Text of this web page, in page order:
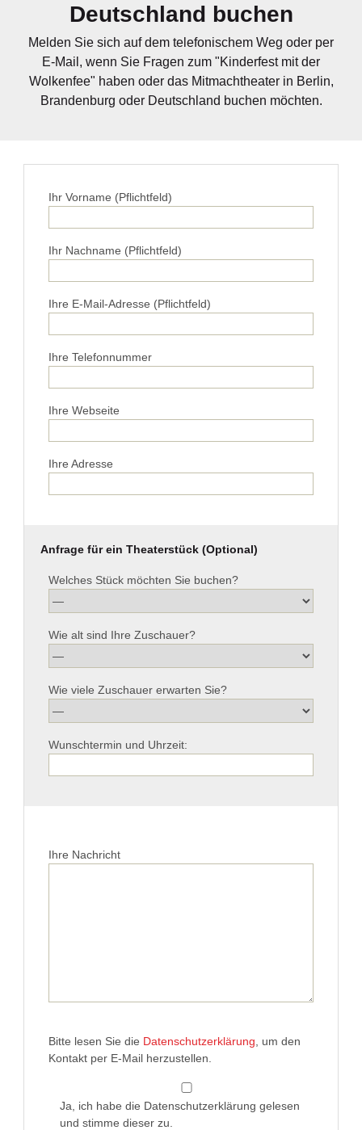
Deutschland buchen
Melden Sie sich auf dem telefonischem Weg oder per
E-Mail, wenn Sie Fragen zum "Kinderfest mit der
Wolkenfee" haben oder das Mitmachtheater in Berlin,
Brandenburg oder Deutschland buchen möchten.
Ihr Vorname (Pflichtfeld)
Ihr Nachname (Pflichtfeld)
Ihre E-Mail-Adresse (Pflichtfeld)
Ihre Telefonnummer
Ihre Webseite
Ihre Adresse
Anfrage für ein Theaterstück (Optional)
Welches Stück möchten Sie buchen?
Wie alt sind Ihre Zuschauer?
Wie viele Zuschauer erwarten Sie?
Wunschtermin und Uhrzeit:
Ihre Nachricht
Bitte lesen Sie die Datenschutzerklärung , um den
Kontakt per E-Mail herzustellen.
Ja, ich habe die Datenschutzerklärung gelesen
und stimme dieser zu.